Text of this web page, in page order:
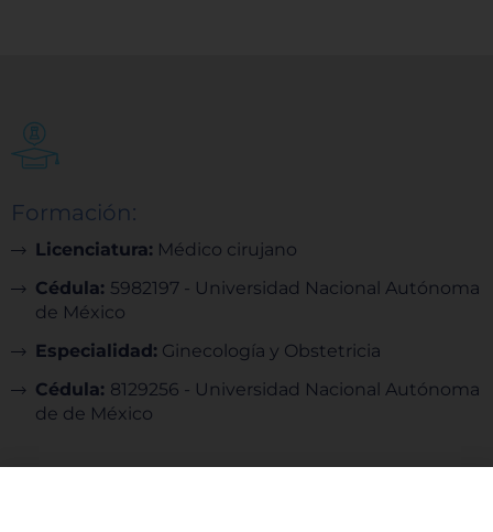
Formación:
Licenciatura: Médico cirujano
Cédula: 5982197 - Universidad Nacional Autónoma
de México
Especialidad: Ginecología y Obstetricia
Cédula: 8129256 - Universidad Nacional Autónoma
de de México